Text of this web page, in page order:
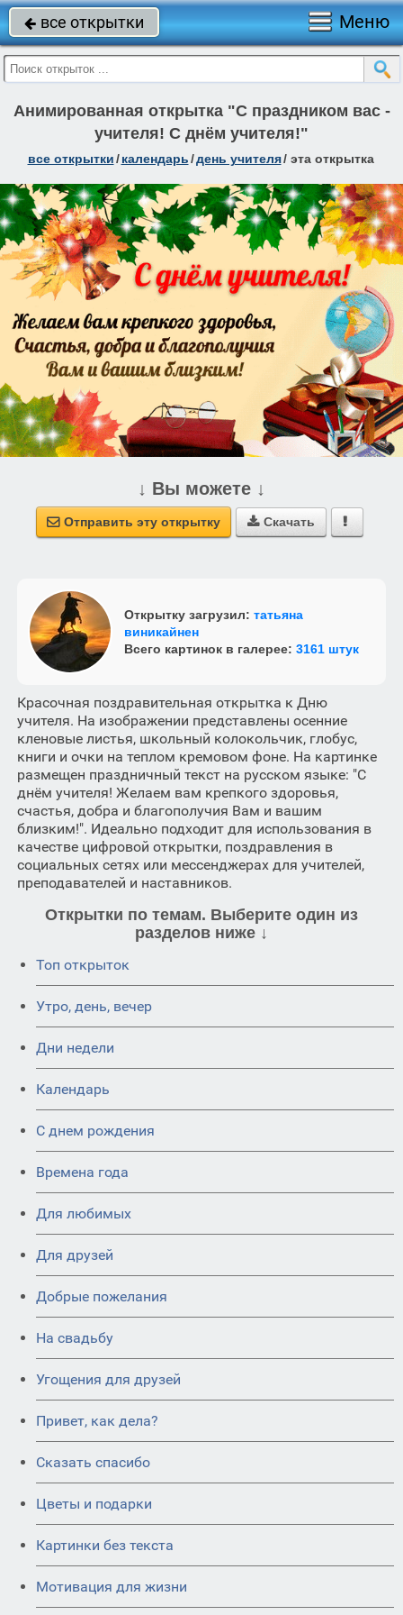
 все открытки Меню
Анимированная открытка "С праздником вас -
учителя! С днём учителя!"
все открытки/ календарь/день учителя/ эта открытка
↓ Вы можете ↓
 Отправить эту открытку  Скачать 
Открытку загрузил: татьяна
виникайнен
Всего картинок в галерее: 3161 штук
Красочная поздравительная открытка к Дню
учителя. На изображении представлены осенние
кленовые листья, школьный колокольчик, глобус,
книги и очки на теплом кремовом фоне. На картинке
размещен праздничный текст на русском языке: "С
днём учителя! Желаем вам крепкого здоровья,
счастья, добра и благополучия Вам и вашим
близким!". Идеально подходит для использования в
качестве цифровой открытки, поздравления в
социальных сетях или мессенджерах для учителей,
преподавателей и наставников.
Открытки по темам. Выберите один из
разделов ниже ↓
Топ открыток
Утро, день, вечер
Дни недели
Календарь
C днем рождения
Времена года
Для любимых
Для друзей
Добрые пожелания
На свадьбу
Угощения для друзей
Привет, как дела?
Сказать спасибо
Цветы и подарки
Картинки без текста
Мотивация для жизни